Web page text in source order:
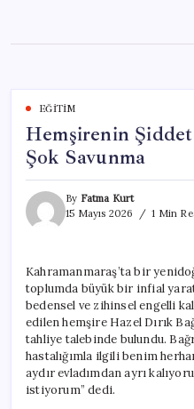
content
EĞITIM
Hemşirenin
Şok Savunma
By Fatma Kurt
15 Mayıs 2026
1 Min
Kahramanmaraş’ta bir
toplumda büyük bir infial
bedensel ve zihinsel engelli
edilen hemşire Hazel Dırık
tahliye talebinde bulundu.
hastalığımla ilgili benim
aydır evladımdan ayrı
istiyorum” dedi.